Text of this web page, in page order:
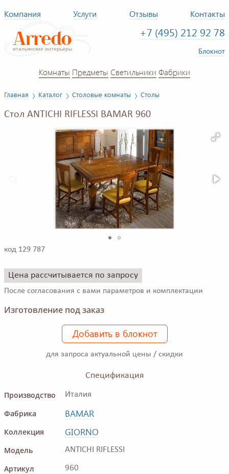
Компания Услуги Отзывы Контакты
+7 (495) 212 92 78
Блокнот
Комнаты Предметы Светильники Фабрики
Главная Каталог Столовые комнаты Столы
Стол ANTICHI RIFLESSI BAMAR 960
код 129 787
Цена рассчитывается по запросу
После согласования с вами параметров и комплектации
Изготовление под заказ
Добавить в блокнот
для запроса актуальной цены / скидки
Спецификация
Производство
Италия
Фабрика BAMAR
Коллекция GIORNO
Модель ANTICHI RIFLESSI
Артикул 960